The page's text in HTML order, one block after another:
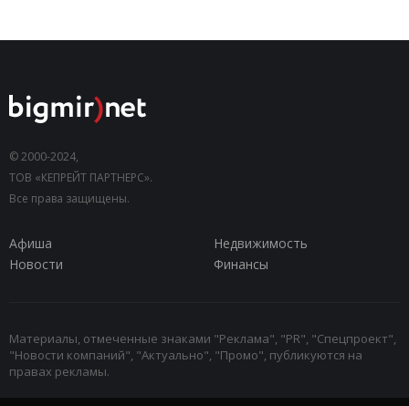
© 2000-2024,
ТОВ «КЕПРЕЙТ ПАРТНЕРС».
Все права защищены.
Афиша
Недвижимость
Новости
Финансы
Материалы, отмеченные знаками "Реклама", "PR", "Спецпроект",
"Новости компаний", "Актуально", "Промо", публикуются на
правах рекламы.